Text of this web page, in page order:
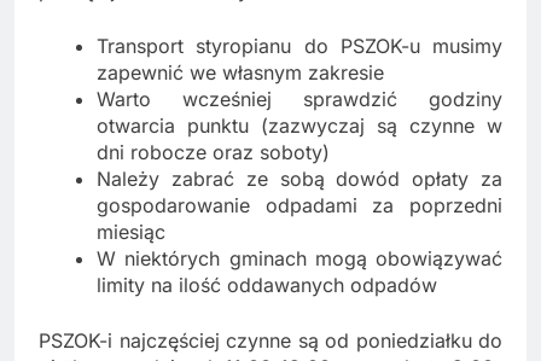
Transport styropianu do PSZOK-u musimy
zapewnić we własnym zakresie
Warto wcześniej sprawdzić godziny
otwarcia punktu (zazwyczaj są czynne w
dni robocze oraz soboty)
Należy zabrać ze sobą dowód opłaty za
gospodarowanie odpadami za poprzedni
miesiąc
W niektórych gminach mogą obowiązywać
limity na ilość oddawanych odpadów
PSZOK-i najczęściej czynne są od poniedziałku do